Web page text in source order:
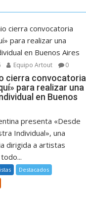
Equipo Artout 0
cierra convocatoria
para realizar una
en Buenos
presenta «Desde
Individual», una
dirigida a artistas
Destacados